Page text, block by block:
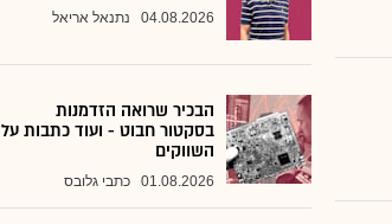
04.08.2026 נתנאל אריאל
הבכיר שרואה הזדמנות
בסקטור חבוט - ועוד כתבות על
השווקים
01.08.2026 כתבי גלובס